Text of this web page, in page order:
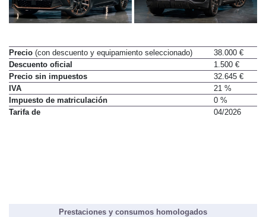
Precio (con descuento y equipamiento seleccionado)
38.000 €
Descuento oficial
1.500 €
Precio sin impuestos
32.645 €
IVA
21 %
Impuesto de matriculación
0 %
Tarifa de
04/2026
Prestaciones y consumos homologados